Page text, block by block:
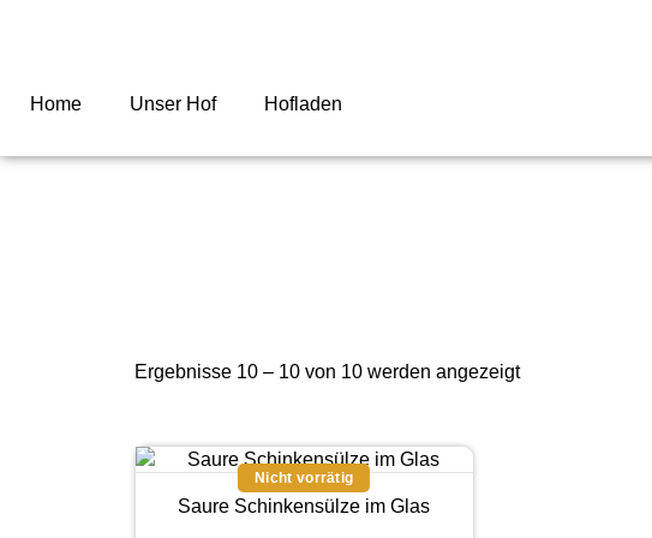
Home Unser Hof Hofladen
Ergebnisse 10 – 10 von 10 werden angezeigt
Saure Schinkensülze im Glas